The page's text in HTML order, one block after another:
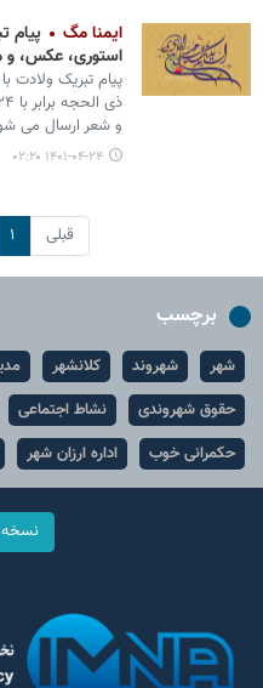
ایمنا مگ
استوری، عکس، و
و شعر ارسال می
۱۴۰۱-۰۴-۲۴ ۰۲:۲۰
قبلی ۱
برچسب
شهر شهروند کلانشهر
حقوق شهروندی
نشاط اجتماعی
حکمرانی خوب
اداره ارزان شهر